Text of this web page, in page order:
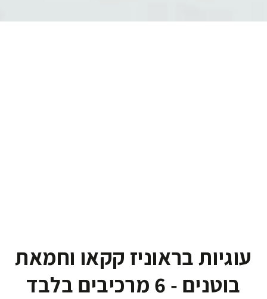
עוגיות בראוניז קקאו וחמאת
בוטנים - 6 מרכיבים בלבד